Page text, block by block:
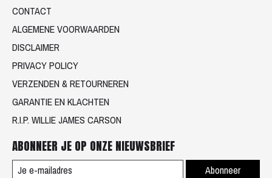
CONTACT
ALGEMENE VOORWAARDEN
DISCLAIMER
PRIVACY POLICY
VERZENDEN & RETOURNEREN
GARANTIE EN KLACHTEN
R.I.P. WILLIE JAMES CARSON
ABONNEER JE OP ONZE NIEUWSBRIEF
Abonneer